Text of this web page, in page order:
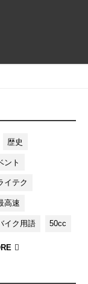
歴史
ント
イテク
高速
イク用語 50cc